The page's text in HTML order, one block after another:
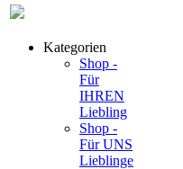
Kategorien
Shop -
Für
IHREN
Liebling
Shop -
Für UNS
Lieblinge